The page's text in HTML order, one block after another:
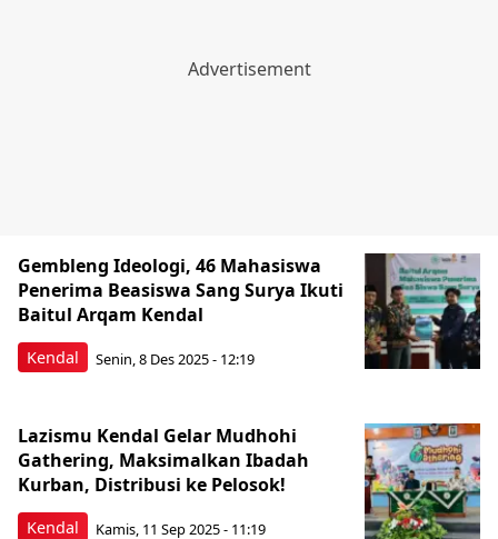
Kendal
Gembleng Ideologi, 46 Mahasiswa
Penerima Beasiswa Sang Surya Ikuti
Baitul Arqam Kendal
Senin, 8 Des 2025 - 12:19
Kendal
Lazismu Kendal Gelar Mudhohi
Gathering, Maksimalkan Ibadah
Kurban, Distribusi ke Pelosok!
Kamis, 11 Sep 2025 - 11:19